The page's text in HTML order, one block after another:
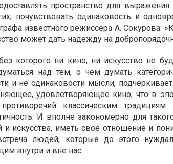
пространство для
почувствовать одинаковость и
известного режиссера А. Сокурова:
может дать надежду на
которого ни кино, ни искусство не
над тем, о чем думать
и не одинаковости мысли,
удовлетворяющее кино, что в
классическим традициям
И вполне закономерно для
искусства, иметь свое отношение и
людей, которые до этого
внутри и вне нас ….